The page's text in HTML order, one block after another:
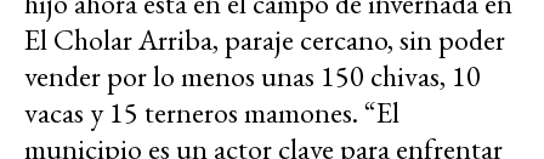
El Cholar Arriba, paraje cercano, sin poder
vender por lo menos unas 150 chivas, 10
vacas y 15 terneros mamones. “El
municipio es un actor clave para enfrentar